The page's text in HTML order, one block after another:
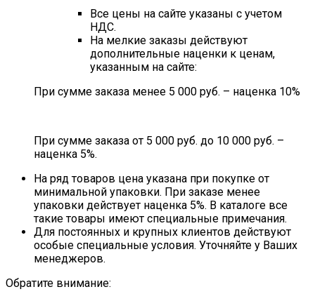
Все цены на сайте указаны с учетом
НДС.
На мелкие заказы действуют
дополнительные наценки к ценам,
указанным на сайте:
При сумме заказа менее 5 000 руб. – наценка 10%
При сумме заказа от 5 000 руб. до 10 000 руб. –
наценка 5%.
На ряд товаров цена указана при покупке от
минимальной упаковки. При заказе менее
упаковки действует наценка 5%. В каталоге все
такие товары имеют специальные примечания.
Для постоянных и крупных клиентов действуют
особые специальные условия. Уточняйте у Ваших
менеджеров.
Обратите внимание: